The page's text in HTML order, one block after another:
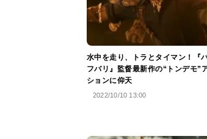
水中を走り、トラとタイマン！『
フバリ』監督最新作の“トンデモ”
ションに仰天
2022/10/10 13:00